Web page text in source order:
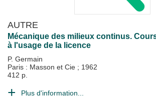
AUTRE
Mécanique des milieux continus.
à l'usage de la licence
P. Germain
Paris : Masson et Cie ; 1962
412 p.
Plus d'information...